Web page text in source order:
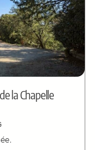
la Chapelle